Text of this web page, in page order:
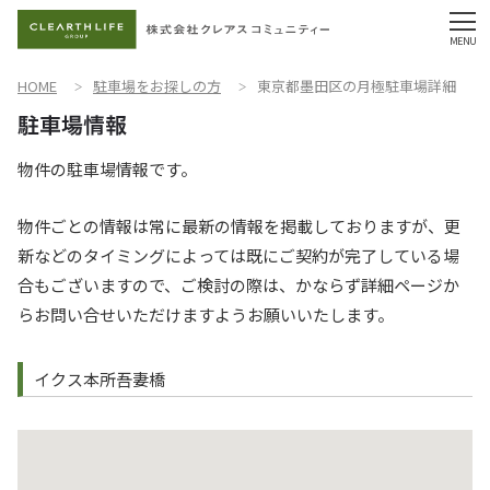
HOME 駐車場をお探しの方 東京都墨田区の月極駐車場詳細
物件の駐車場情報です。
物件ごとの情報は常に最新の情報を掲載しておりますが、更
新などのタイミングによっては既にご契約が完了している場
合もございますので、ご検討の際は、かならず詳細ページか
らお問い合せいただけますようお願いいたします。
イクス本所吾妻橋